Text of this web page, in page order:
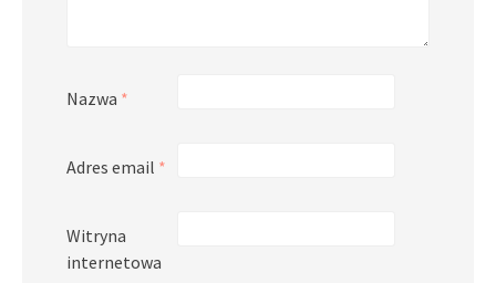
Nazwa *
Adres email *
Witryna
internetowa